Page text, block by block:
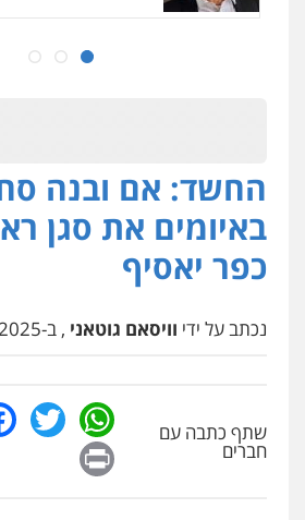
עו"ד איהאב ג'לג'ולי
אייל בן שושן, עורך
פלילי מעצרים וחקירות
נוער רישום פלילי
0522763105
פלילי צבאי מעצרים
עו"ד אלון קריטי
כלכלי
0525544654
החשד: אם ובנה
באיומים את סגן
כפר יאסיף
נכתב על ידי וויסאם גוטאני , ב-30/03/2025 21:38
שתף כתבה עם
חברים